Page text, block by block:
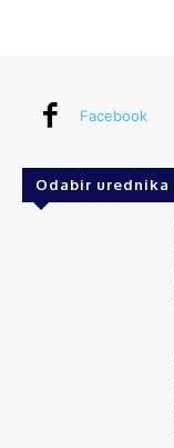
Facebook
Odabir urednika